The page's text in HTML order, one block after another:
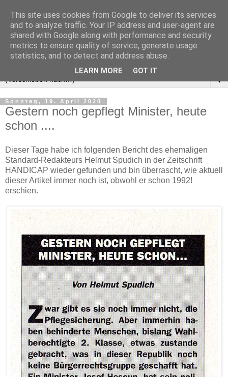
▼
Sonntag, 19. April 2020
Gestern noch gepflegt Minister, heute
schon ....
Dieser Tage habe ich folgenden Bericht des ehemaligen
Standard-Redakteurs Helmut Spudich in der Zeitschrift
HANDICAP wieder gefunden und bin überrascht, wie aktuell
dieser Artikel immer noch ist, obwohl er schon 1992!
erschien.
This site uses cookies from Google to deliver its services
and to analyze traffic. Your IP address and user-agent are
shared with Google along with performance and security
metrics to ensure quality of service, generate usage
statistics, and to detect and address abuse.
LEARN MORE GOT IT